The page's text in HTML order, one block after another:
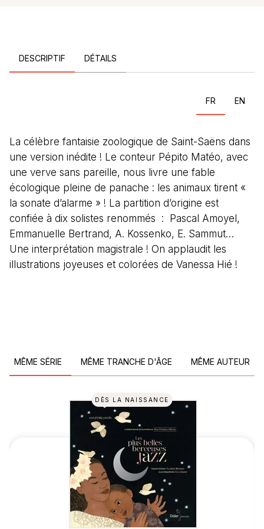
DESCRIPTIF DÉTAILS
FR EN
La célèbre fantaisie zoologique de Saint-Saëns dans
une version inédite ! Le conteur Pépito Matéo, avec
une verve sans pareille, nous livre une fable
écologique pleine de panache : les animaux tirent «
la sonate d’alarme » ! La partition d’origine est
confiée à dix solistes renommés : Pascal Amoyel,
Emmanuelle Bertrand, A. Kossenko, E. Sammut…
Une interprétation magistrale ! On applaudit les
illustrations joyeuses et colorées de Vanessa Hié !
MÊME SÉRIE MÊME TRANCHE D'ÂGE MÊME AUTEUR
DÈS LA NAISSANCE